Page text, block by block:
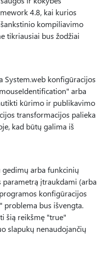
4.8, kai kurios
kompiliavimo
tikriausiai bus žodžiai
System.web konfigūracijos
arba
kūrimo ir publikavimo
transformacijos palieka
kad būtų galima iš
gedimų arba funkcinių
įtraukdami (arba
konfigūracijos
problema bus išvengta.
šią reikšmę "true"
slapukų nenaudojančių